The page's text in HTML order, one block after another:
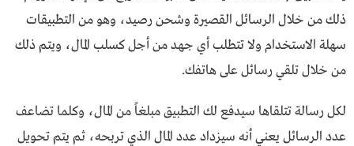
ذلك من خلال الرسائل القصيرة وشحن رصيد، وهو من التطبيقات
سهلة الاستخدام ولا تتطلب أي جهد من أجل كسلب المال، ويتم ذلك
من خلال تلقي رسائل على هاتفك.
لكل رسالة تتلقاها سيدفع لك التطبيق مبلغاً من المال، وكلما تضاعف
عدد الرسائل يعني أنه سيزداد عدد المال الذي تربحه، ثم يتم تحويل